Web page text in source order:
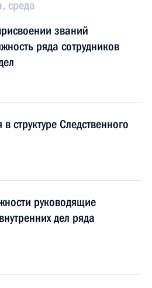
среда
званий
ряда сотрудников
структуре Следственного
руководящие
дел ряда